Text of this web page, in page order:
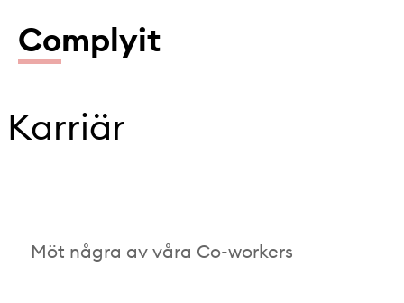
Complyit
Karriär
Möt några av våra Co-workers